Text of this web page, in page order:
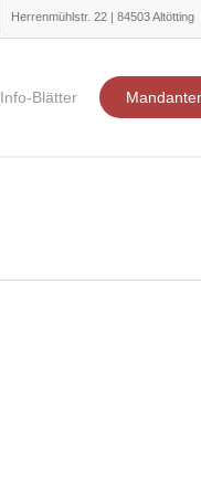
Herrenmühlstr. 22 | 84503 Altötting
Info-Blätter